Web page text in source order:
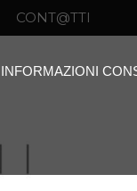
CONT@TTI